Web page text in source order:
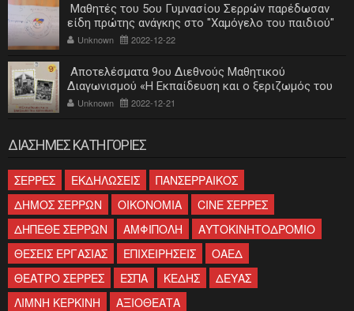
Μαθητές του 5ου Γυμνασίου Σερρών παρέδωσαν
είδη πρώτης ανάγκης στο "Χαμόγελο του παιδιού"
Unknown 2022-12-22
Αποτελέσματα 9ου Διεθνούς Μαθητικού
Διαγωνισμού «Η Εκπαίδευση και ο ξεριζωμός του
ελληνισμού»
Unknown 2022-12-21
ΔΙΑΣΗΜΕΣ ΚΑΤΗΓΟΡΙΕΣ
ΣΕΡΡΕΣ ΕΚΔΗΛΩΣΕΙΣ
ΠΑΝΣΕΡΡΑΙΚΟΣ
ΔΗΜΟΣ ΣΕΡΡΩΝ
ΟΙΚΟΝΟΜΙΑ
CINE ΣΕΡΡΕΣ
ΔΗΠΕΘΕ ΣΕΡΡΩΝ
ΑΜΦΙΠΟΛΗ
ΑΥΤΟΚΙΝΗΤΟΔΡΟΜΙΟ
ΘΕΣΕΙΣ ΕΡΓΑΣΙΑΣ
ΕΠΙΧΕΙΡΗΣΕΙΣ
ΟΑΕΔ
ΘΕΑΤΡΟ ΣΕΡΡΕΣ
ΕΣΠΑ ΚΕΔΗΣ
ΔΕΥΑΣ
ΛΙΜΝΗ ΚΕΡΚΙΝΗ
ΑΞΙΟΘΕΑΤΑ